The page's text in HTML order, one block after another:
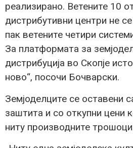
реализирано. Ветените 10
дистрибутивни центри не
пак ветените четири
За платформата за
дистрибуција во Скопје
ново“, посочи Бочварски.
Земјоделците се оставени
заштита и со откупни цени
ниту производните